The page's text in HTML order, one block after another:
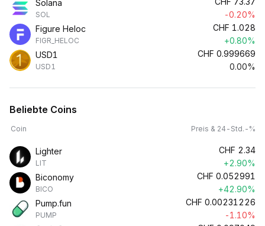
Solana
SOL
-0.20%
Figure Heloc
FIGR_HELOC
CHF 1.028
+0.80%
USD1
USD1
CHF 0.999669
0.00%
Beliebte Coins
Coin Preis & 24-Std.-%
Lighter
LIT
CHF 2.34
+2.90%
Biconomy
BICO
CHF 0.052991
+42.90%
Pump.fun
PUMP
CHF 0.00231226
-1.10%